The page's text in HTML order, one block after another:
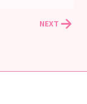
NEXT